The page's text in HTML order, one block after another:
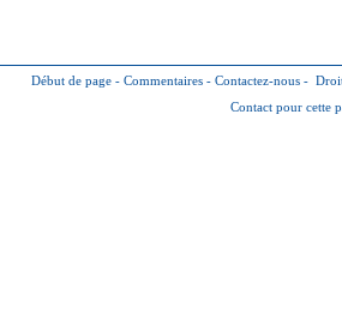
Début de page - Commentaires - Contactez-nous -
Contact pour cette